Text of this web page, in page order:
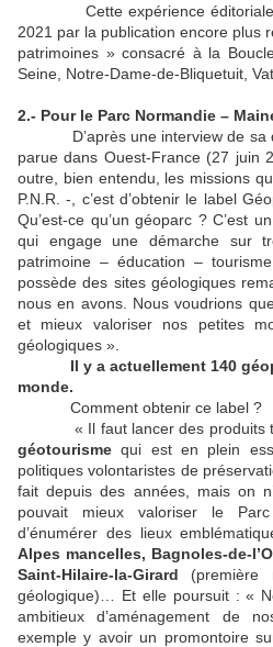
Cette expérience éditoriale
2021 par la publication encore plus
patrimoines » consacré à la
Seine, Notre-Dame-de-Bliquetuit,
2.- Pour le Parc Normandie –
D’après une interview de sa
parue dans Ouest-France (27 juin
outre, bien entendu, les missions
P.N.R. -, c’est d’obtenir le label
Qu’est-ce qu’un géoparc ? C’est
qui engage une démarche sur
patrimoine – éducation –
possède des sites géologiques
nous en avons. Nous voudrions
et mieux valoriser nos petites
géologiques ».
Il y a actuellement 140
monde.
Comment obtenir ce label ?
« Il faut lancer des produits
géotourisme qui est en plein
politiques volontaristes de
fait depuis des années, mais on
pouvait mieux valoriser le
d’énumérer des lieux
Alpes mancelles, Bagnoles-de-
Saint-Hilaire-la-Girard (première
géologique)… Et elle poursuit : «
ambitieux d’aménagement de
exemple y avoir un promontoire